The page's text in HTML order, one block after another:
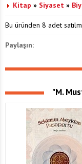
Kitap » Siyaset »
Bu üründen 8 adet
Paylaşın:
"M.